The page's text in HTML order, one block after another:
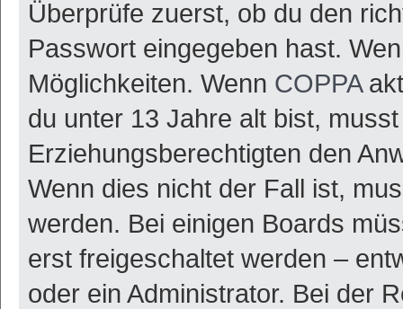
Überprüfe zuerst, ob du den
Passwort eingegeben hast.
Möglichkeiten. Wenn COPPA
du unter 13 Jahre alt bist,
Erziehungsberechtigten den
Wenn dies nicht der Fall ist,
werden. Bei einigen Boards
erst freigeschaltet werden –
oder ein Administrator. Bei der